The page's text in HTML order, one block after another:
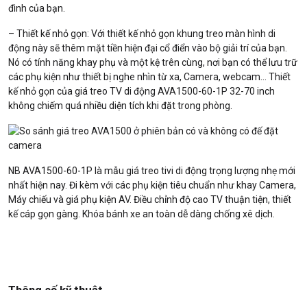
đình của bạn.
– Thiết kế nhỏ gọn: Với thiết kế nhỏ gọn khung treo màn hình di
động này sẽ thêm mặt tiền hiện đại cổ điển vào bộ giải trí của bạn.
Nó có tính năng khay phụ và một kệ trên cùng, nơi bạn có thể lưu trữ
các phụ kiện như thiết bị nghe nhìn từ xa, Camera, webcam… Thiết
kế nhỏ gọn của giá treo TV di động AVA1500-60-1P 32-70 inch
không chiếm quá nhiều diện tích khi đặt trong phòng.
NB AVA1500-60-1P là mẫu giá treo tivi di động trọng lượng nhẹ mới
nhất hiện nay. Đi kèm với các phụ kiện tiêu chuẩn như khay Camera,
Máy chiếu và giá phụ kiện AV. Điều chỉnh độ cao TV thuận tiện, thiết
kế cáp gọn gàng. Khóa bánh xe an toàn dễ dàng chống xê dịch.